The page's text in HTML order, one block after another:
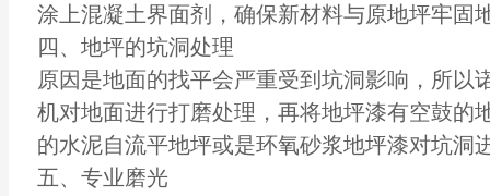
涂上混凝土界面剂，确保新材料与原地坪牢固
四、地坪的坑洞处理
原因是地面的找平会严重受到坑洞影响，所以
机对地面进行打磨处理，再将地坪漆有空鼓的
的水泥自流平地坪或是环氧砂浆地坪漆对坑洞
五、专业磨光